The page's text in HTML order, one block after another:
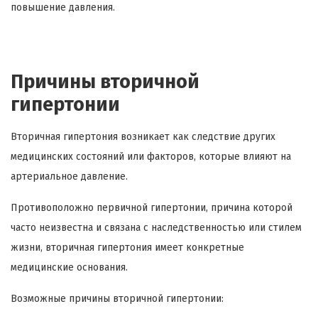
повышение давления.
Причины вторичной
гипертонии
Вторичная гипертония возникает как следствие других
медицинских состояний или факторов, которые влияют на
артериальное давление.
Противоположно первичной гипертонии, причина которой
часто неизвестна и связана с наследственностью или стилем
жизни, вторичная гипертония имеет конкретные
медицинские основания.
Возможные причины вторичной гипертонии: